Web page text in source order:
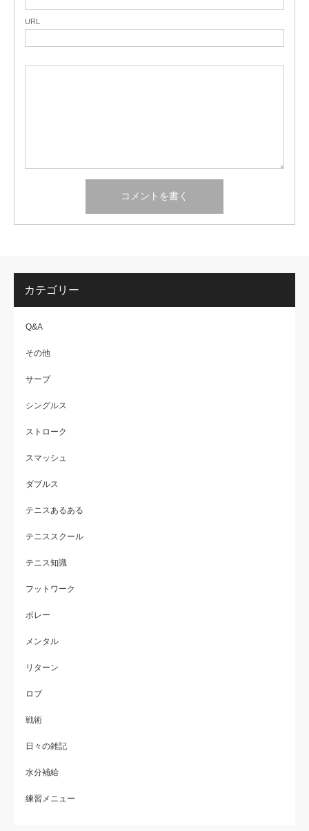
URL
カテゴリー
Q&A
その他
サーブ
シングルス
ストローク
スマッシュ
ダブルス
テニスあるある
テニススクール
テニス知識
フットワーク
ボレー
メンタル
リターン
ロブ
戦術
日々の雑記
水分補給
練習メニュー